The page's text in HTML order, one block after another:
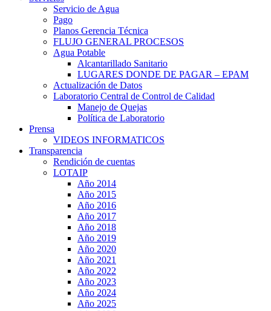
Servicio de Agua
Pago
Planos Gerencia Técnica
FLUJO GENERAL PROCESOS
Agua Potable
Alcantarillado Sanitario
LUGARES DONDE DE PAGAR – EPAM
Actualización de Datos
Laboratorio Central de Control de Calidad
Manejo de Quejas
Política de Laboratorio
Prensa
VIDEOS INFORMATICOS
Transparencia
Rendición de cuentas
LOTAIP
Año 2014
Año 2015
Año 2016
Año 2017
Año 2018
Año 2019
Año 2020
Año 2021
Año 2022
Año 2023
Año 2024
Año 2025